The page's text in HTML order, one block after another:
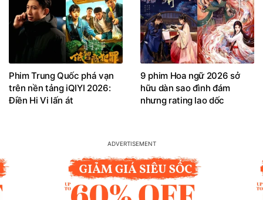
Phim Trung Quốc phá vạn
trên nền tảng iQIYI 2026:
Điền Hi Vi lấn át
9 phim Hoa ngữ 2026 sở
hữu dàn sao đình đám
nhưng rating lao dốc